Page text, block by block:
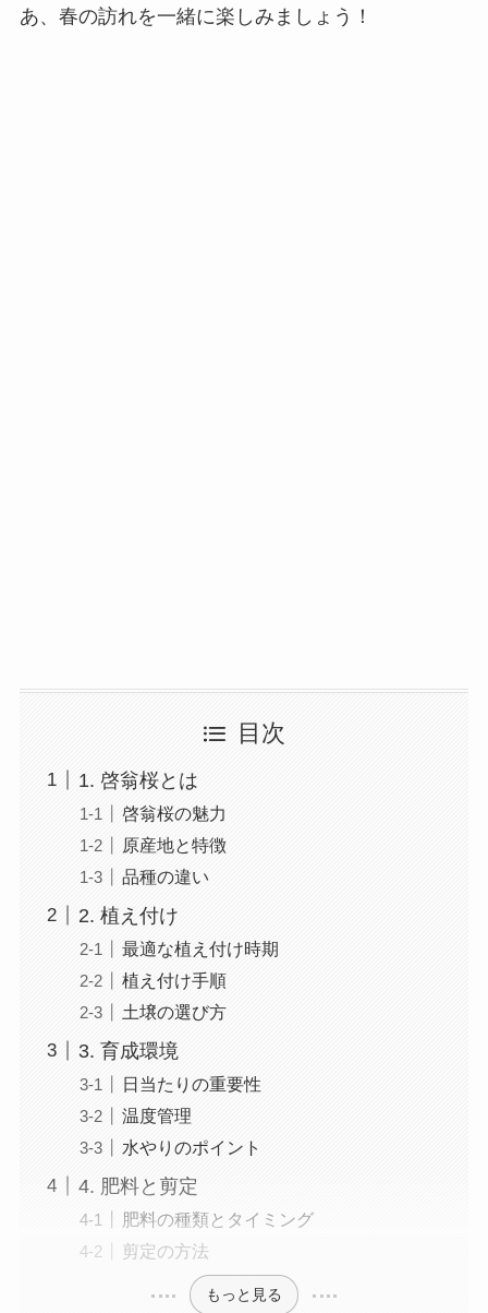
あ、春の訪れを一緒に楽しみましょう！
目次
1. 啓翁桜とは
啓翁桜の魅力
原産地と特徴
品種の違い
2. 植え付け
最適な植え付け時期
植え付け手順
土壌の選び方
3. 育成環境
日当たりの重要性
温度管理
水やりのポイント
4. 肥料と剪定
肥料の種類とタイミング
剪定の方法
もっと見る